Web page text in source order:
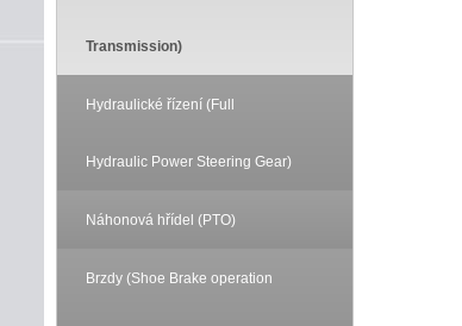
Transmission)
Hydraulické řízení (Full
Hydraulic Power Steering Gear)
Náhonová hřídel (PTO)
Brzdy (Shoe Brake operation